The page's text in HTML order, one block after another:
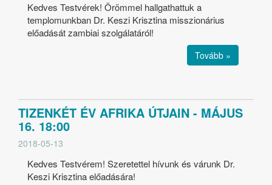
Kedves Testvérek! Örömmel hallgathattuk a
templomunkban Dr. Keszi Krisztina misszionárius
előadását zambiai szolgálatáról!
Tovább »
TIZENKÉT ÉV AFRIKA ÚTJAIN - MÁJUS
16. 18:00
2018-05-13
Kedves Testvérem! Szeretettel hívunk és várunk Dr.
Keszi Krisztina előadására!